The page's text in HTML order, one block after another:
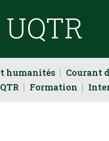
UQTR
humanités Courant
Formation